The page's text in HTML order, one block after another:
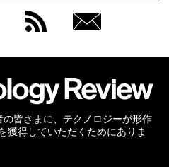
の皆さまに、テクノロジーが形作
獲得していただくためにありま